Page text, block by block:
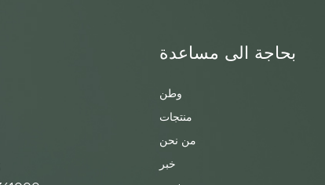
بحاجة الى مساعدة
وطن
منتجات
من نحن
خبر